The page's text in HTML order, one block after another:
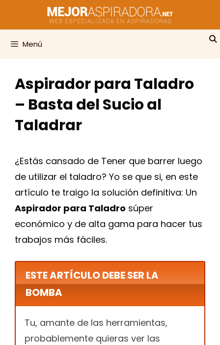
contenido
Menú
Aspirador para Taladro
– Basta del Sucio al
Taladrar
¿Estás cansado de Tener que barrer luego
de utilizar el taladro? Yo se que si, en este
artículo te traigo la solución definitiva: Un
Aspirador para Taladro súper
económico y de alta gama para hacer tus
trabajos más fáciles.
ESTE ARTÍCULO DEBE SER LA
BOMBA
Tu, amante de las herramientas,
probablemente quieras ver las